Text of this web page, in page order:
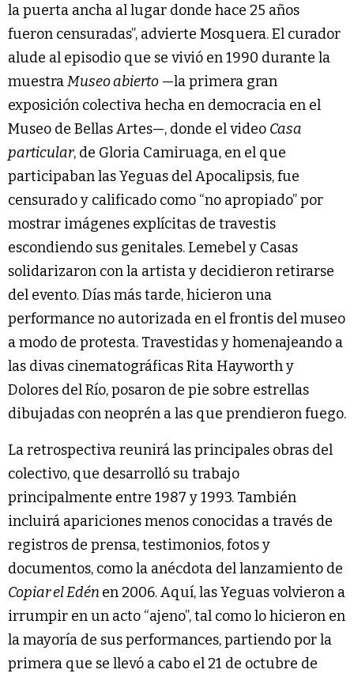
la puerta ancha al lugar donde hace 25 años
fueron censuradas”, advierte Mosquera. El curador
alude al episodio que se vivió en 1990 durante la
muestraMuseo abierto —la primera gran
exposición colectiva hecha en democracia en el
Museo de Bellas Artes—, donde el video Casa
particular, de Gloria Camiruaga, en el que
participaban las Yeguas del Apocalipsis, fue
censurado y calificado como “no apropiado” por
mostrar imágenes explícitas de travestis
escondiendo sus genitales. Lemebel y Casas
solidarizaron con la artista y decidieron retirarse
del evento. Días más tarde, hicieron una
performance no autorizada en el frontis del museo
a modo de protesta. Travestidas y homenajeando a
las divas cinematográficas Rita Hayworth y
Dolores del Río, posaron de pie sobre estrellas
dibujadas con neoprén a las que prendieron fuego.
La retrospectiva reunirá las principales obras del
colectivo, que desarrolló su trabajo
principalmente entre 1987 y 1993. También
incluirá apariciones menos conocidas a través de
registros de prensa, testimonios, fotos y
documentos, como la anécdota del lanzamiento de
Copiar el Edén en 2006. Aquí, las Yeguas volvieron a
irrumpir en un acto “ajeno”, tal como lo hicieron en
la mayoría de sus performances, partiendo por la
primera que se llevó a cabo el 21 de octubre de